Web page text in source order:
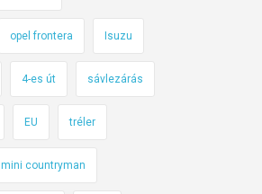
opel frontera Isuzu
4-es út sávlezárás
EU tréler
mini countryman